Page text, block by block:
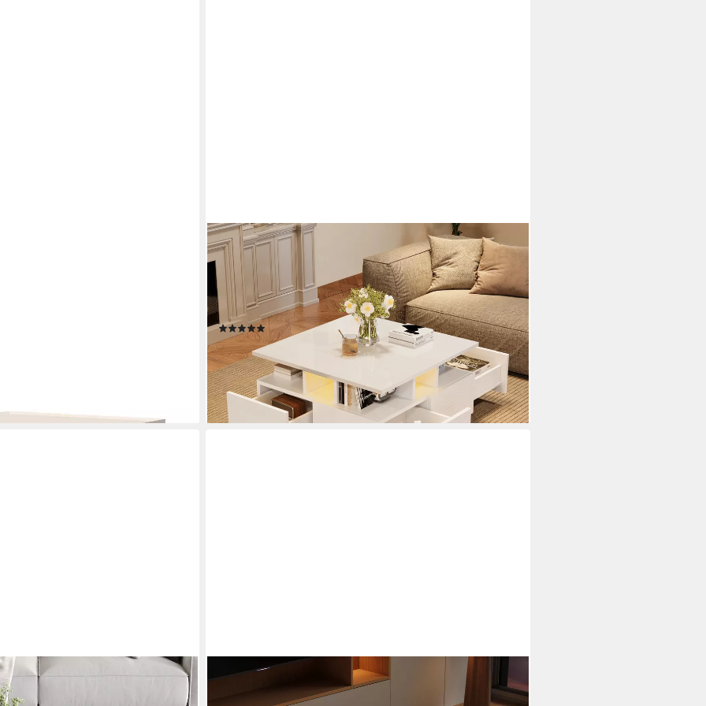
STILVORA
Couchtisch Hochglanz wohnzimmertisch sofatisch mit 4
schubladen,Beistelltisch (Satztisch, Wohnzimmertisch,
Beistelltisch, 1-St., mit 4 schubladen), mit LED licht,
geometrische Design
(6)
179,99 € UVP
-28%
lieferbar - in 5-6 Werktagen bei dir
Schubladen und 360°
OKWISH
Couchtisch Weißer LED-Couchtisch mit Glastischplatte und